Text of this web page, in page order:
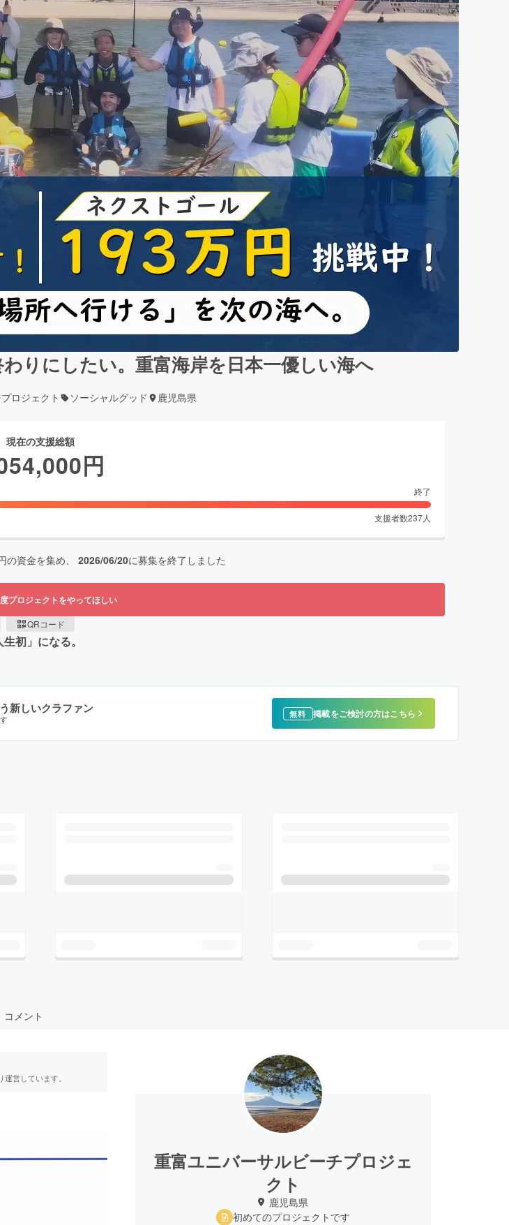
りにしたい。重富海岸を日本一優しい海へ
ロジェクト ソーシャルグッド 鹿児島県
現在の支援総額
円
終了
支援者数237人
の資金を集め、 2026/06/20に募集を終了しました
プロジェクトをやってほしい
QRコード
初」になる。
新しいクラファン 無料 掲載をご検討の方はこちら
コメント
営しています。
重富ユニバーサルビーチプロジェ
クト
鹿児島県
初めてのプロジェクトです